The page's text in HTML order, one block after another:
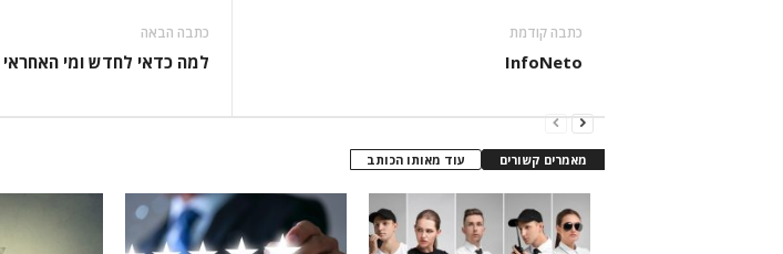
כתבה קודמת
InfoNeto
כתבה הבאה
למה כדאי לחדש ומי האחראי
מאמרים קשורים עוד מאותו הכותב